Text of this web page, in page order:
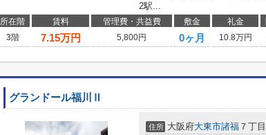
2駅...
所在階 賃料 管理費・共益費 敷金 礼金
3階
7.15万円 5,800円 0ヶ月 10.8万円
グランドール福川Ⅱ
住所 大阪府大東市諸福 ７丁目